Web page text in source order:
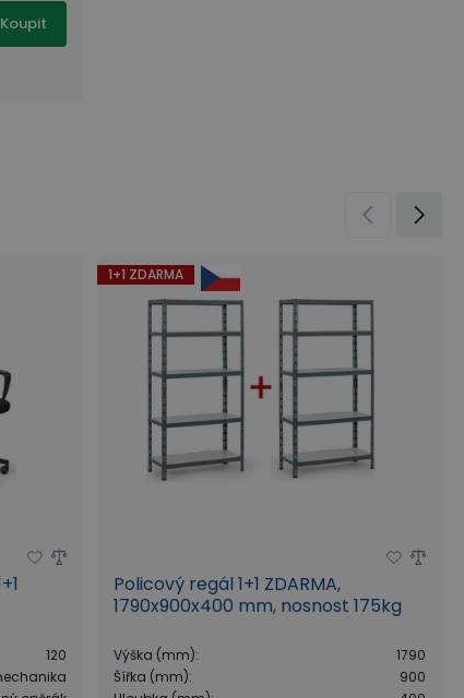
Koupit
120
1+1 ZDARMA
Policový regál 1+1 ZDARMA,
1790x900x400 mm, nosnost 175kg
Výška (mm):
1790
Šířka (mm):
900